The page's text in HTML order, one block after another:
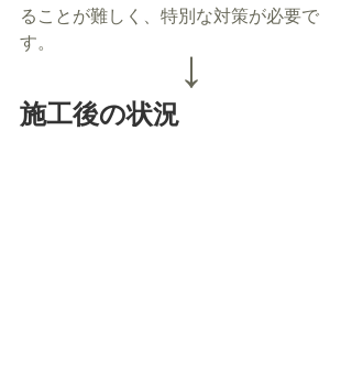
ることが難しく、特別な対策が必要で
す。
↓
施工後の状況